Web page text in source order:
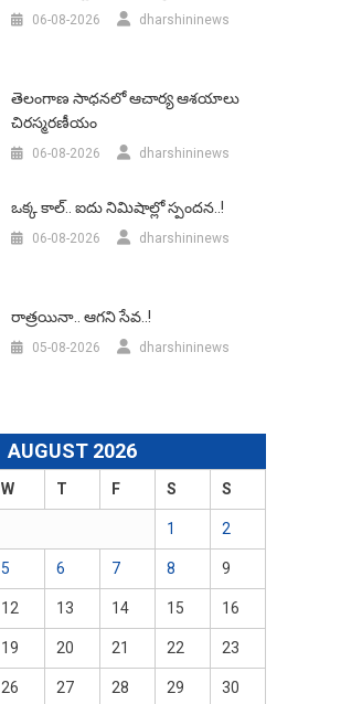
06-08-2026 dharshininews
తెలంగాణ సాధనలో ఆచార్య ఆశయాలు
చిరస్మరణీయం
06-08-2026 dharshininews
ఒక్క కాల్.. ఐదు నిమిషాల్లో స్పందన..!
06-08-2026 dharshininews
రాత్రయినా.. ఆగని సేవ..!
05-08-2026 dharshininews
AUGUST 2026
W T F S S
1 2
5 6 7 8 9
12 13 14 15 16
19 20 21 22 23
26 27 28 29 30